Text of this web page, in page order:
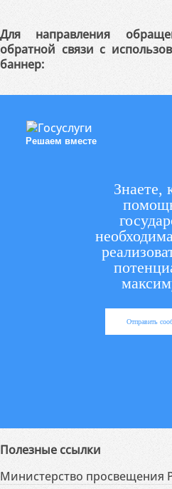
Для направления
обратной связи с
баннер:
Решаем вместе
Знаете,
Отправить
Полезные ссылки
Министерство просвещения